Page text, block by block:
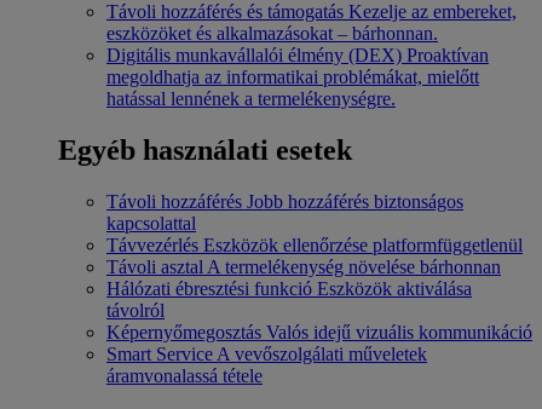
Távoli hozzáférés és támogatás Kezelje az embereket,
eszközöket és alkalmazásokat – bárhonnan.
Digitális munkavállalói élmény (DEX) Proaktívan
megoldhatja az informatikai problémákat, mielőtt
hatással lennének a termelékenységre.
Egyéb használati esetek
Távoli hozzáférés Jobb hozzáférés biztonságos
kapcsolattal
Távvezérlés Eszközök ellenőrzése platformfüggetlenül
Távoli asztal A termelékenység növelése bárhonnan
Hálózati ébresztési funkció Eszközök aktiválása
távolról
Képernyőmegosztás Valós idejű vizuális kommunikáció
Smart Service A vevőszolgálati műveletek
áramvonalassá tétele